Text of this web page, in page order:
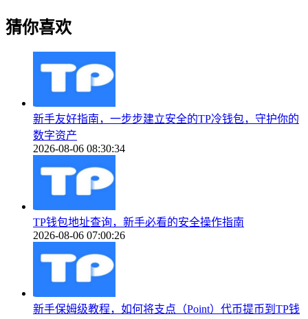
猜你喜欢
新手友好指南，一步步建立安全的TP冷钱包，守护你的
数字资产
2026-08-06 08:30:34
TP钱包地址查询，新手必看的安全操作指南
2026-08-06 07:00:26
新手保姆级教程，如何将支点（Point）代币提币到TP钱